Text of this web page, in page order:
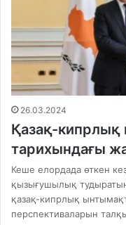
26.03.2024
Қазақ-кипрлық
тарихындағы
Кеше елордада өткен
қызығушылық
қазақ-кипрлық
перспективаларын